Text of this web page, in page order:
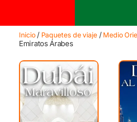
Inicio/ Paquetes de viaje/ Medio
Emiratos Árabes